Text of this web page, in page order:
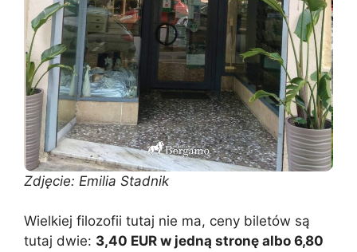
Zdjęcie: Emilia Stadnik
Wielkiej filozofii tutaj nie ma, ceny biletów są
tutaj dwie: 3,40 EUR w jedną stronę albo 6,80